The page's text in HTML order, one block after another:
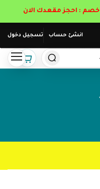
انشئ حساب تسجيل دخول